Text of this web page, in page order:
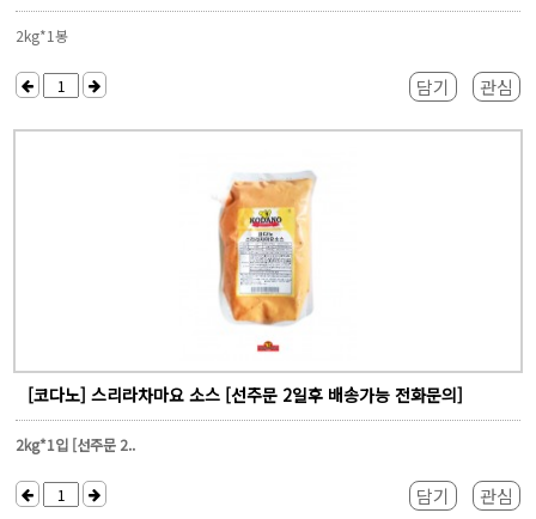
2kg*1봉
담기 관심
[코다노] 스리라차마요 소스 [선주문 2일후 배송가능 전화문의]
2kg*1입 [선주문 2..
담기 관심